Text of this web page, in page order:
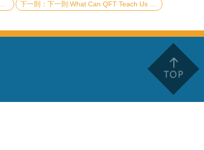
下一則:What Can QFT Teach Us about Black Holes (and Vice Versa) ?